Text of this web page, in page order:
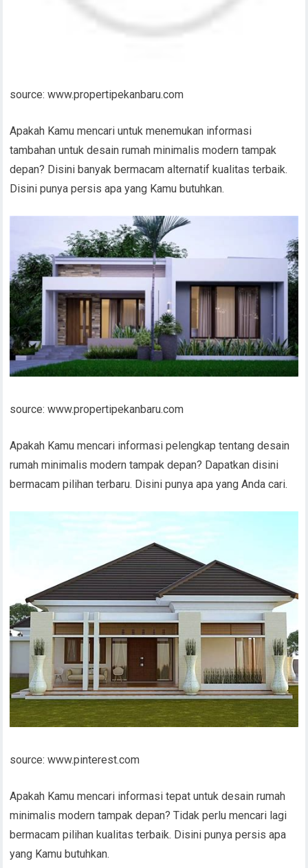
source: www.propertipekanbaru.com
Apakah Kamu mencari untuk menemukan informasi
tambahan untuk desain rumah minimalis modern tampak
depan? Disini banyak bermacam alternatif kualitas terbaik.
Disini punya persis apa yang Kamu butuhkan.
source: www.propertipekanbaru.com
Apakah Kamu mencari informasi pelengkap tentang desain
rumah minimalis modern tampak depan? Dapatkan disini
bermacam pilihan terbaru. Disini punya apa yang Anda cari.
source: www.pinterest.com
Apakah Kamu mencari informasi tepat untuk desain rumah
minimalis modern tampak depan? Tidak perlu mencari lagi
bermacam pilihan kualitas terbaik. Disini punya persis apa
yang Kamu butuhkan.